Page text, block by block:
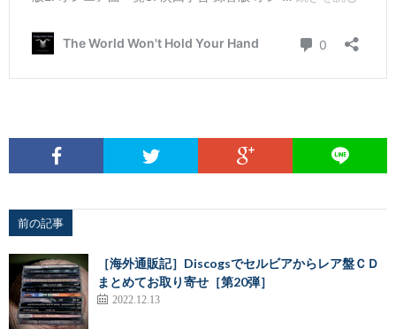
前の記事
［海外通販記］Discogsでセルビアからレア盤ＣＤ
まとめてお取り寄せ［第20弾］
2022.12.13